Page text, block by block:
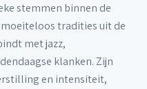
stemmen binnen de
tradities uit de
met jazz,
klanken. Zijn
en intensiteit,